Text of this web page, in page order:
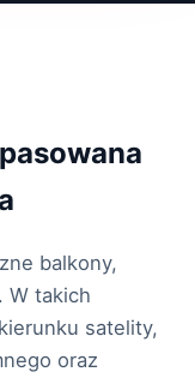
balkony,
W takich
satelity,
oraz